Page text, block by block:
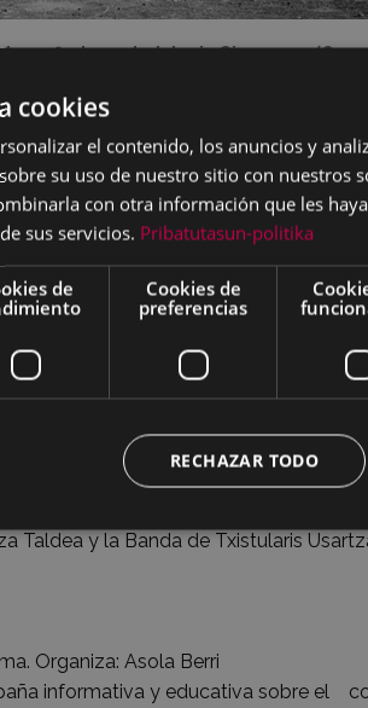
por Indalecio Ojanguren (Gure
chupinazo y volteo de
Agirre e Jon Maia bajo la batuta de
Kitto.
pasos de la Virgen. Reparto de
de la Virgen de Arrate. A
y Narbaiza, Kezka Dantza Taldea,
Taldea y la Banda de Txistularis
Organiza: Asola Berri
informativa y educativa sobre el
cookies
el contenido, los anuncios y
su uso de nuestro sitio con nuestros
con otra información que les
sus servicios. Pribatutasun-politika
de
Cookies de
preferencias
RECHAZAR TODO